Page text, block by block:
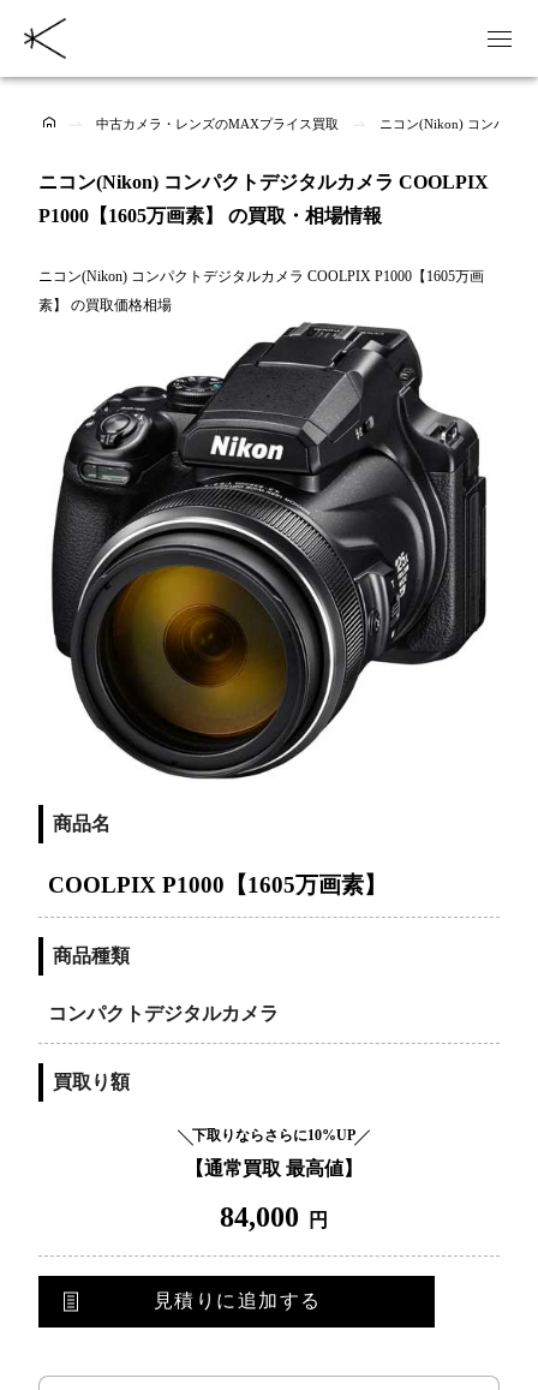
中古カメラ・レンズのMAXプライス買取 ニコン(Nikon) コンパク
ニコン(Nikon) コンパクトデジタルカメラ COOLPIX
P1000【1605万画素】 の買取・相場情報
ニコン(Nikon) コンパクトデジタルカメラ COOLPIX P1000【1605万画
素】 の買取価格相場
商品名
COOLPIX P1000【1605万画素】
商品種類
コンパクトデジタルカメラ
買取り額
下取りならさらに10%UP
【通常買取 最高値】
84,000 円
見積りに追加する